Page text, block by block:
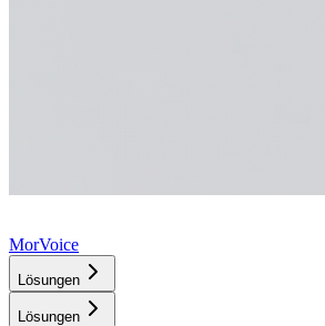
MorVoice
Lösungen
Lösungen